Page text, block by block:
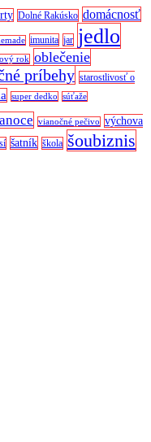
Dolné Rakúsko domácnosť
imunita jar jedlo
rok oblečenie
príbehy starostlivosť o
super dedko súťaže
vianočné pečivo
výchova
šatník škola šoubiznis